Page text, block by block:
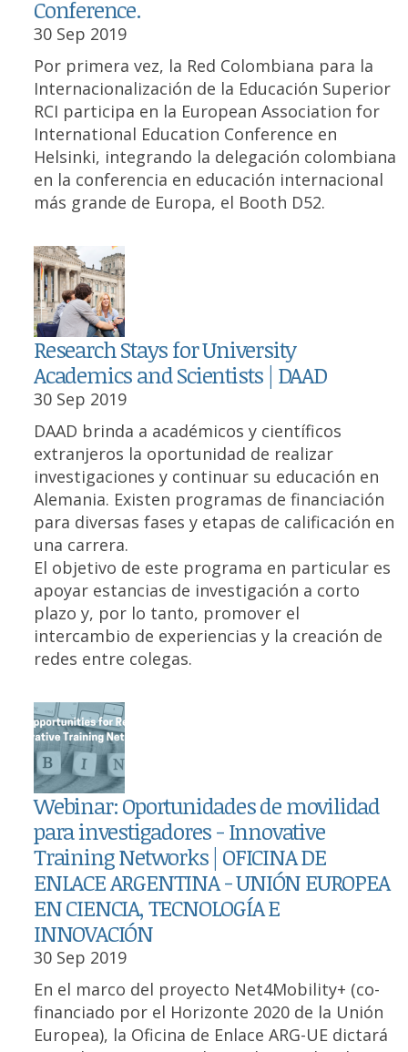
Conference.
30 Sep 2019
Por primera vez, la Red Colombiana para la
Internacionalización de la Educación Superior
RCI participa en la European Association for
International Education Conference en
Helsinki, integrando la delegación colombiana
en la conferencia en educación internacional
más grande de Europa, el Booth D52.
Research Stays for University
Academics and Scientists | DAAD
30 Sep 2019
DAAD brinda a académicos y científicos
extranjeros la oportunidad de realizar
investigaciones y continuar su educación en
Alemania. Existen programas de financiación
para diversas fases y etapas de calificación en
una carrera.
El objetivo de este programa en particular es
apoyar estancias de investigación a corto
plazo y, por lo tanto, promover el
intercambio de experiencias y la creación de
redes entre colegas.
Webinar: Oportunidades de movilidad
para investigadores - Innovative
Training Networks | OFICINA DE
ENLACE ARGENTINA - UNIÓN EUROPEA
EN CIENCIA, TECNOLOGÍA E
INNOVACIÓN
30 Sep 2019
En el marco del proyecto Net4Mobility+ (co-
financiado por el Horizonte 2020 de la Unión
Europea), la Oficina de Enlace ARG-UE dictará